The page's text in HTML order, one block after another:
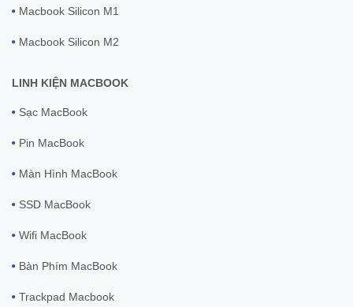
Macbook Silicon M1
Macbook Silicon M2
LINH KIỆN MACBOOK
Sạc MacBook
Pin MacBook
Màn Hình MacBook
SSD MacBook
Wifi MacBook
Bàn Phím MacBook
Trackpad Macbook